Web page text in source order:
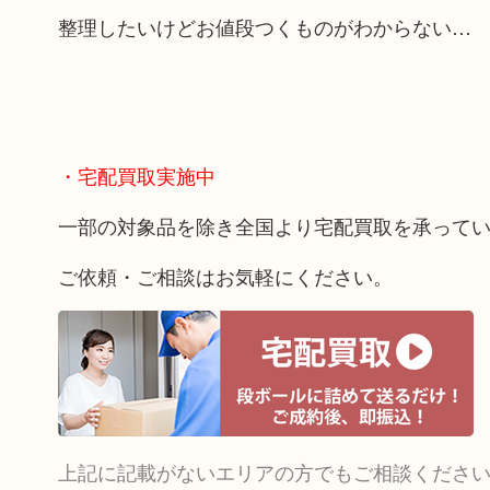
整理したいけどお値段つくものがわからない…
・宅配買取実施中
一部の対象品を除き全国より宅配買取を承ってい
ご依頼・ご相談はお気軽にください。
上記に記載がないエリアの方でもご相談ください